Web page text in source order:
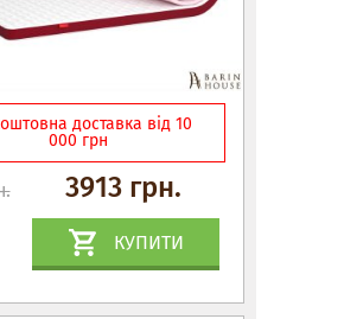
доставка від 10
000 грн
3913 грн.
КУПИТИ